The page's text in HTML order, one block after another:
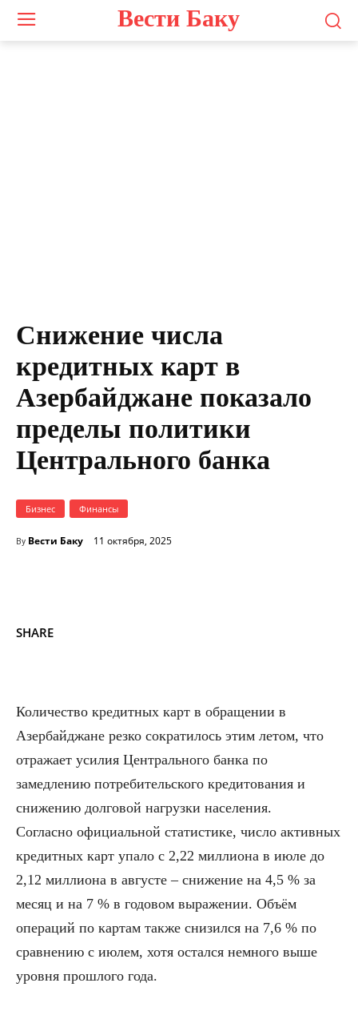
Вести Баку
Снижение числа
кредитных карт в
Азербайджане показало
пределы политики
Центрального банка
Бизнес Финансы
By Вести Баку 11 октября, 2025
SHARE
Количество кредитных карт в обращении в
Азербайджане резко сократилось этим летом, что
отражает усилия Центрального банка по
замедлению потребительского кредитования и
снижению долговой нагрузки населения.
Согласно официальной статистике, число активных
кредитных карт упало с 2,22 миллиона в июле до
2,12 миллиона в августе – снижение на 4,5 % за
месяц и на 7 % в годовом выражении. Объём
операций по картам также снизился на 7,6 % по
сравнению с июлем, хотя остался немного выше
уровня прошлого года.